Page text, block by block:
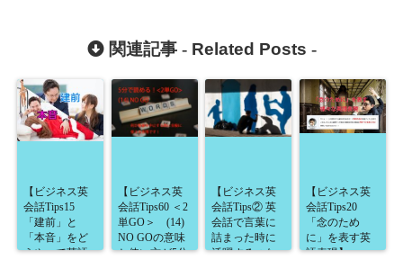
関連記事 - Related Posts -
【ビジネス英
会話Tips15
「建前」と
「本音」をど
うやって英語
【ビジネス英
会話Tips60 ＜2
単GO＞ (14)
NO GOの意味
と使い方が5分
【ビジネス英
会話Tips② 英
会話で言葉に
詰まった時に
活躍するつな
【ビジネス英
会話Tips20
「念のため
に」を表す英
語表現】